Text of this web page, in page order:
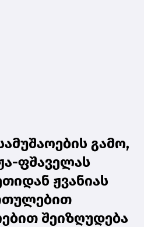
გამო,
ფშაველას
ჟვანიას
შეიზღუდება